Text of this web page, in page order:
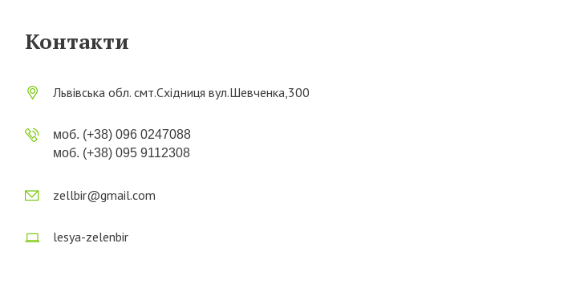
Контакти
Львівська обл. смт.Східниця вул.Шевченка,300
моб. (+38) 096 0247088
моб. (+38) 095 9112308
zellbir@gmail.com
lesya-zelenbir